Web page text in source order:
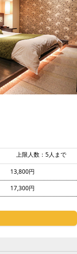
上限人数：5人まで
13,800円
17,300円